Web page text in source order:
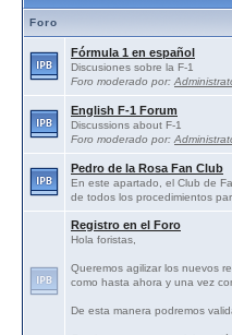
Foro
Fórmula 1 en español
Discusiones sobre la F-1
Foro moderado por:
English F-1 Forum
Discussions about F-1
Foro moderado por:
Pedro de la Rosa Fan Club
En este apartado, el Club de
de todos los procedimientos
Registro en el Foro
Hola foristas,
Queremos agilizar los nuevos
como hasta ahora y una vez
De esta manera podremos